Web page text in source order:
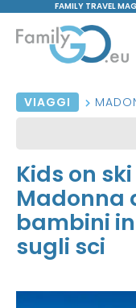
FAMILY TRAVEL
VIAGGI
Kids on
Madonna
bambini
sugli sci